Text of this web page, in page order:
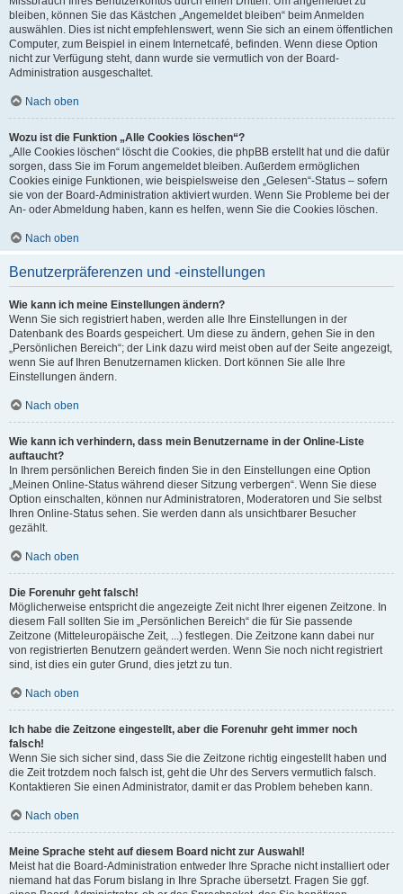
bleiben, können Sie das Kästchen „Angemeldet bleiben“ beim Anmelden
auswählen. Dies ist nicht empfehlenswert, wenn Sie sich an einem öffentlichen
Computer, zum Beispiel in einem Internetcafé, befinden. Wenn diese Option
nicht zur Verfügung steht, dann wurde sie vermutlich von der Board-
Administration ausgeschaltet.
Nach oben
Wozu ist die Funktion „Alle Cookies löschen“?
„Alle Cookies löschen“ löscht die Cookies, die phpBB erstellt hat und die dafür
sorgen, dass Sie im Forum angemeldet bleiben. Außerdem ermöglichen
Cookies einige Funktionen, wie beispielsweise den „Gelesen“-Status – sofern
sie von der Board-Administration aktiviert wurden. Wenn Sie Probleme bei der
An- oder Abmeldung haben, kann es helfen, wenn Sie die Cookies löschen.
Nach oben
Benutzerpräferenzen und -einstellungen
Wie kann ich meine Einstellungen ändern?
Wenn Sie sich registriert haben, werden alle Ihre Einstellungen in der
Datenbank des Boards gespeichert. Um diese zu ändern, gehen Sie in den
„Persönlichen Bereich“; der Link dazu wird meist oben auf der Seite angezeigt,
wenn Sie auf Ihren Benutzernamen klicken. Dort können Sie alle Ihre
Einstellungen ändern.
Nach oben
Wie kann ich verhindern, dass mein Benutzername in der Online-Liste
auftaucht?
In Ihrem persönlichen Bereich finden Sie in den Einstellungen eine Option
„Meinen Online-Status während dieser Sitzung verbergen“. Wenn Sie diese
Option einschalten, können nur Administratoren, Moderatoren und Sie selbst
Ihren Online-Status sehen. Sie werden dann als unsichtbarer Besucher
gezählt.
Nach oben
Die Forenuhr geht falsch!
Möglicherweise entspricht die angezeigte Zeit nicht Ihrer eigenen Zeitzone. In
diesem Fall sollten Sie im „Persönlichen Bereich“ die für Sie passende
Zeitzone (Mitteleuropäische Zeit, ...) festlegen. Die Zeitzone kann dabei nur
von registrierten Benutzern geändert werden. Wenn Sie noch nicht registriert
sind, ist dies ein guter Grund, dies jetzt zu tun.
Nach oben
Ich habe die Zeitzone eingestellt, aber die Forenuhr geht immer noch
falsch!
Wenn Sie sich sicher sind, dass Sie die Zeitzone richtig eingestellt haben und
die Zeit trotzdem noch falsch ist, geht die Uhr des Servers vermutlich falsch.
Kontaktieren Sie einen Administrator, damit er das Problem beheben kann.
Nach oben
Meine Sprache steht auf diesem Board nicht zur Auswahl!
Meist hat die Board-Administration entweder Ihre Sprache nicht installiert oder
niemand hat das Forum bislang in Ihre Sprache übersetzt. Fragen Sie ggf.